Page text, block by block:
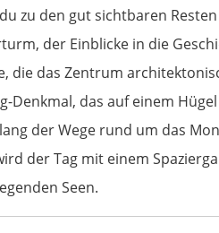
zu den gut sichtbaren
der Einblicke in die
die das Zentrum
Denkmal, das auf einem
der Wege rund um das
der Tag mit einem
Seen.